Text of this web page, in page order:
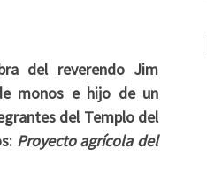
del reverendo Jim
monos e hijo de un
del Templo del
Proyecto agrícola del